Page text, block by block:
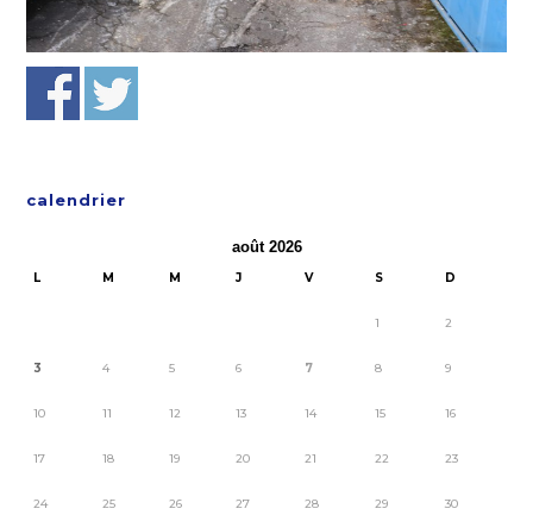
calendrier
août 2026
L M M J V S D
1 2
3 4 5 6 7 8 9
10 11 12 13 14 15 16
17 18 19 20 21 22 23
24 25 26 27 28 29 30